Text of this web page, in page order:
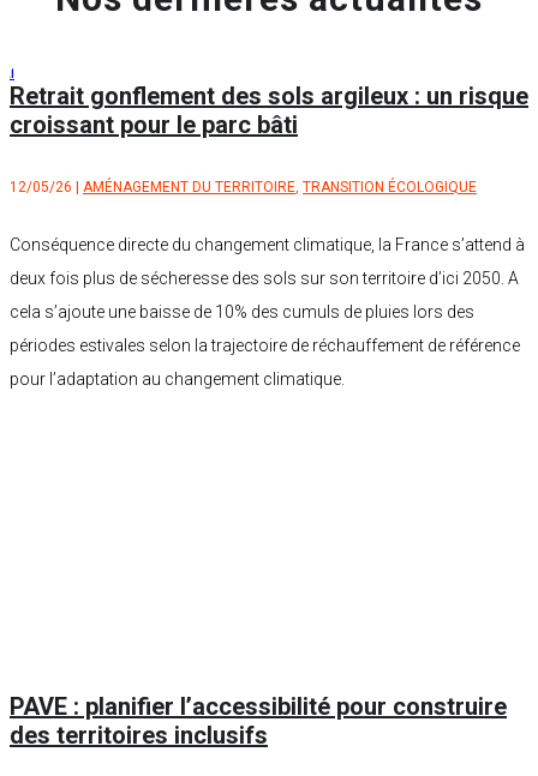
Retrait gonflement des sols argileux : un risque
croissant pour le parc bâti
12/05/26 AMÉNAGEMENT DU TERRITOIRE, TRANSITION ÉCOLOGIQUE
Conséquence directe du changement climatique, la France s’attend à
deux fois plus de sécheresse des sols sur son territoire d’ici 2050. A
cela s’ajoute une baisse de 10% des cumuls de pluies lors des
périodes estivales selon la trajectoire de réchauffement de référence
pour l’adaptation au changement climatique.
PAVE : planifier l’accessibilité pour construire
des territoires inclusifs